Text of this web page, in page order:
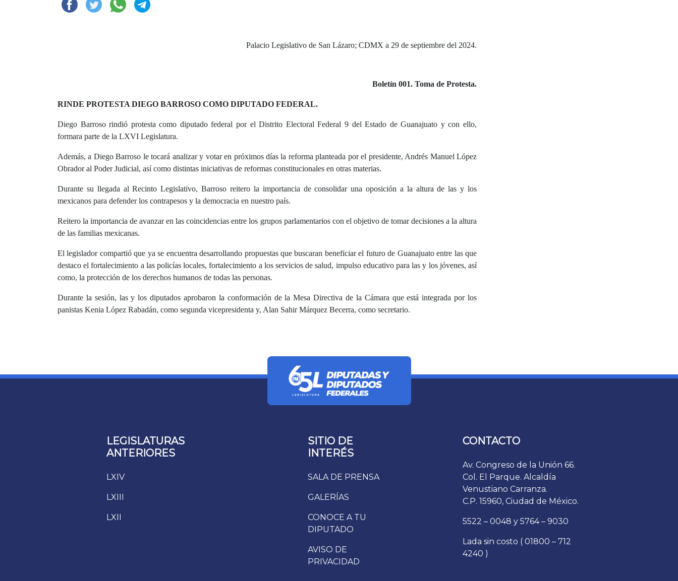
Palacio Legislativo de San Lázaro; CDMX a 29 de septiembre del 2024.
Boletín 001. Toma de Protesta.
RINDE PROTESTA DIEGO BARROSO COMO DIPUTADO FEDERAL.
Diego Barroso rindió protesta como diputado federal por el Distrito Electoral Federal 9 del Estado de Guanajuato y con ello,
formara parte de la LXVI Legislatura.
Además, a Diego Barroso le tocará analizar y votar en próximos días la reforma planteada por el presidente, Andrés Manuel López
Obrador al Poder Judicial, así como distintas iniciativas de reformas constitucionales en otras materias.
Durante su llegada al Recinto Legislativo, Barroso reitero la importancia de consolidar una oposición a la altura de las y los
mexicanos para defender los contrapesos y la democracia en nuestro país.
Reitero la importancia de avanzar en las coincidencias entre los grupos parlamentarios con el objetivo de tomar decisiones a la altura
de las familias mexicanas.
El legislador compartió que ya se encuentra desarrollando propuestas que buscaran beneficiar el futuro de Guanajuato entre las que
destaco el fortalecimiento a las policías locales, fortalecimiento a los servicios de salud, impulso educativo para las y los jóvenes, así
como, la protección de los derechos humanos de todas las personas.
Durante la sesión, las y los diputados aprobaron la conformación de la Mesa Directiva de la Cámara que está integrada por los
panistas Kenia López Rabadán, como segunda vicepresidenta y, Alan Sahir Márquez Becerra, como secretario.
LEGISLATURAS
ANTERIORES
LXIV
LXIII
LXII
SITIO DE
INTERÉS
SALA DE PRENSA
GALERÍAS
CONOCE A TU
DIPUTADO
AVISO DE
PRIVACIDAD
CONTACTO
Av. Congreso de la Unión 66.
Col. El Parque. Alcaldía
Venustiano Carranza.
C.P. 15960, Ciudad de México.
5522 – 0048 y 5764 – 9030
Lada sin costo ( 01800 – 712
4240 )